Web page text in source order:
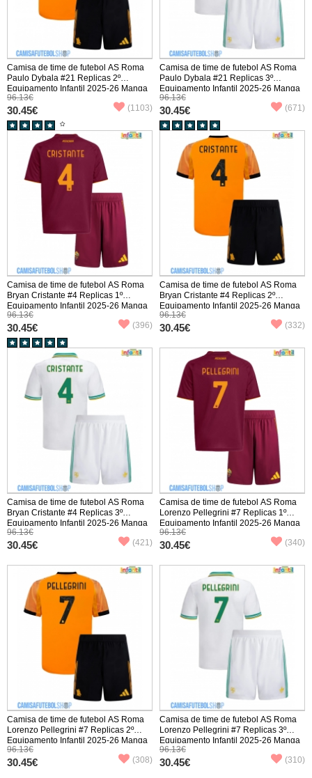
Camisa de time de futebol AS Roma
Paulo Dybala #21 Replicas 2º
Equipamento Infantil 2025-26 Manga
Curta (+ Calças curtas)
96.13€
30.45€ (1103)
Camisa de time de futebol AS Roma
Paulo Dybala #21 Replicas 3º
Equipamento Infantil 2025-26 Manga
Curta (+ Calças curtas)
96.13€
30.45€ (671)
Camisa de time de futebol AS Roma
Bryan Cristante #4 Replicas 1º
Equipamento Infantil 2025-26 Manga
Curta (+ Calças curtas)
96.13€
30.45€ (396)
Camisa de time de futebol AS Roma
Bryan Cristante #4 Replicas 2º
Equipamento Infantil 2025-26 Manga
Curta (+ Calças curtas)
96.13€
30.45€ (332)
Camisa de time de futebol AS Roma
Bryan Cristante #4 Replicas 3º
Equipamento Infantil 2025-26 Manga
Curta (+ Calças curtas)
96.13€
30.45€ (421)
Camisa de time de futebol AS Roma
Lorenzo Pellegrini #7 Replicas 1º
Equipamento Infantil 2025-26 Manga
Curta (+ Calças curtas)
96.13€
30.45€ (340)
Camisa de time de futebol AS Roma
Lorenzo Pellegrini #7 Replicas 2º
Equipamento Infantil 2025-26 Manga
Curta (+ Calças curtas)
96.13€
30.45€ (308)
Camisa de time de futebol AS Roma
Lorenzo Pellegrini #7 Replicas 3º
Equipamento Infantil 2025-26 Manga
Curta (+ Calças curtas)
96.13€
30.45€ (310)